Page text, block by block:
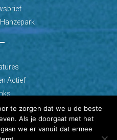
–
Actief
te zorgen dat we u de beste
Als je doorgaat met het
we er vanuit dat ermee